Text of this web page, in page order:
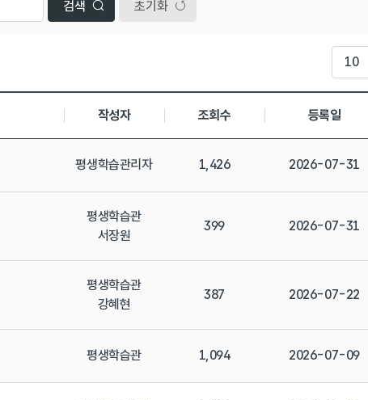
초기화
작성자 조회수 등록일
평생학습관리자 1,426 2026-07-31
평생학습관
서장원
399 2026-07-31
평생학습관
강혜현
387 2026-07-22
평생학습관 1,094 2026-07-09